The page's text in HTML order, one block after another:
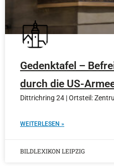
Gedenktafel –
durch die US-
Dittrichring 24 | Ortsteil:
WEITERLESEN »
BILDLEXIKON LEIPZIG